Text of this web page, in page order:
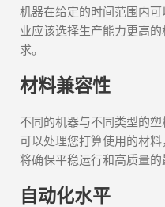
机器在给定的时间范围内
业应该选择生产能力更高
求。
材料兼容性
不同的机器与不同类型的
可以处理您打算使用的材
将确保平稳运行和高质量的
自动化水平